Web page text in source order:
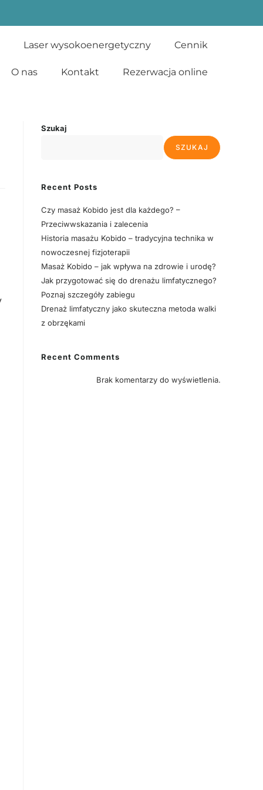
Laser wysokoenergetyczny Cennik
O nas Kontakt Rezerwacja online
Szukaj
SZUKAJ
Recent Posts
Czy masaż Kobido jest dla każdego? –
Przeciwwskazania i zalecenia
Historia masażu Kobido – tradycyjna technika w
nowoczesnej fizjoterapii
Masaż Kobido – jak wpływa na zdrowie i urodę?
Jak przygotować się do drenażu limfatycznego?
Poznaj szczegóły zabiegu
Drenaż limfatyczny jako skuteczna metoda walki
z obrzękami
Recent Comments
Brak komentarzy do wyświetlenia.